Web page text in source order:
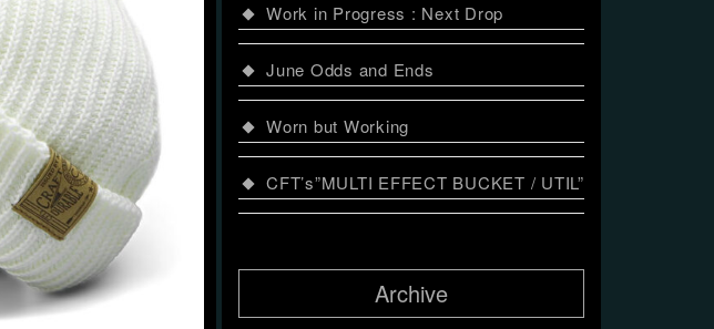
Work in Progress : Next Drop
June Odds and Ends
Worn but Working
CFT’s”MULTI EFFECT BUCKET / UTIL”
Archive